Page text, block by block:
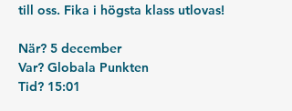
till oss. Fika i högsta klass utlovas!
När? 5 december
Var? Globala Punkten
Tid? 15:01